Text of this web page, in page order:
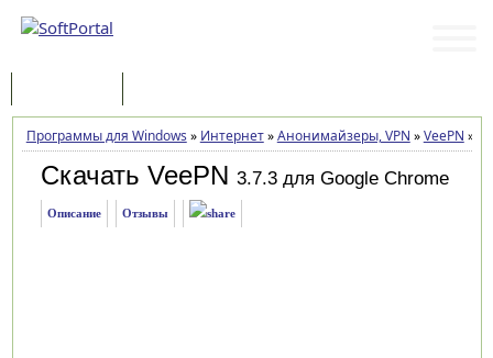
Программы для Windows » Интернет»Анонимайзеры, VPN »VeePN »
Скачать VeePN 3.7.3 для Google Chrome
Описание Отзывы